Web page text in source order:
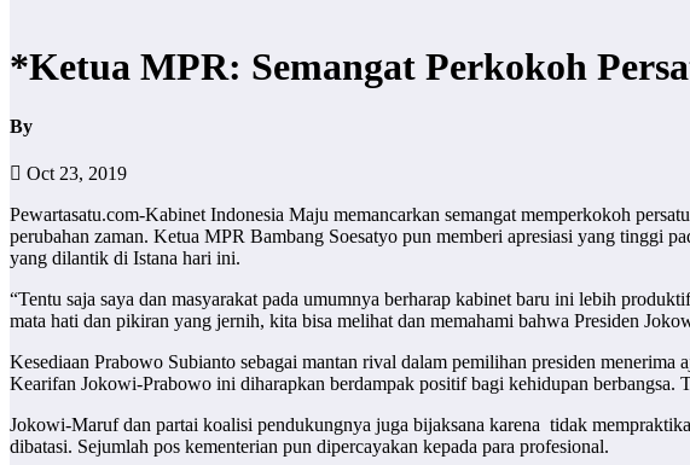
*Ketua MPR: Semangat Perkokoh
By
Oct 23, 2019
Pewartasatu.com-Kabinet Indonesia Maju memancarkan semangat memperkokoh
perubahan zaman. Ketua MPR Bambang Soesatyo pun memberi apresiasi yang tinggi
yang dilantik di Istana hari ini.
“Tentu saja saya dan masyarakat pada umumnya berharap kabinet baru ini lebih
mata hati dan pikiran yang jernih, kita bisa melihat dan memahami bahwa Presiden
Kesediaan Prabowo Subianto sebagai mantan rival dalam pemilihan presiden
Kearifan Jokowi-Prabowo ini diharapkan berdampak positif bagi kehidupan berbangsa.
Jokowi-Maruf dan partai koalisi pendukungnya juga bijaksana karena tidak
dibatasi. Sejumlah pos kementerian pun dipercayakan kepada para profesional.